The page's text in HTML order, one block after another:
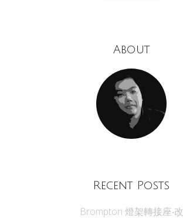
About
Recent Posts
Brompton 燈架轉接座‧改